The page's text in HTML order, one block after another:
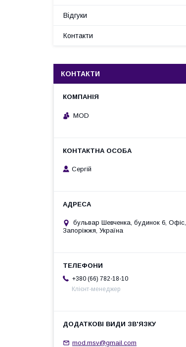
Відгуки
Контакти
КОНТАКТИ
MOD
Сергій
бульвар Шевченка, будинок 6, Офіс,
Запоріжжя, Україна
+380 (66) 782-18-10
Клієнт-менеджер
mod.msv@gmail.com